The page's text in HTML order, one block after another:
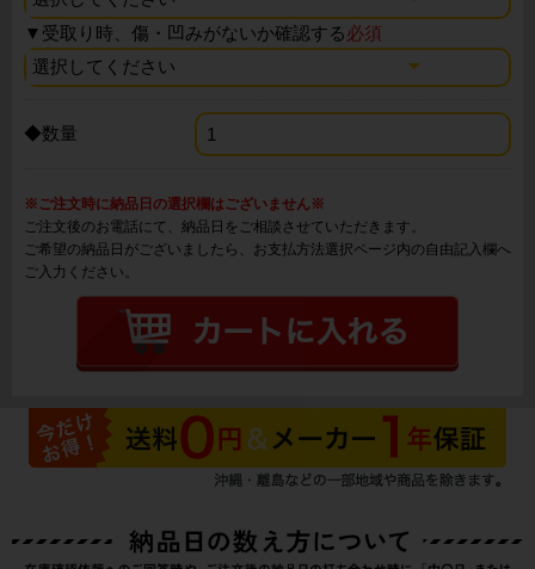
▼ 受取り時、傷・凹みがないか確認する必須
◆数量
※ご注文時に納品日の選択欄はございません※
ご注文後のお電話にて、納品日をご相談させていただきます。
ご希望の納品日がございましたら、お支払方法選択ページ内の自由記入欄へ
ご入力ください。